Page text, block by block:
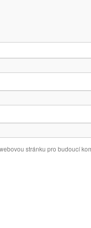
stránku pro budoucí